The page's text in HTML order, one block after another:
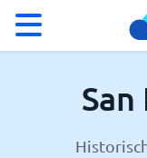
Wetter in San